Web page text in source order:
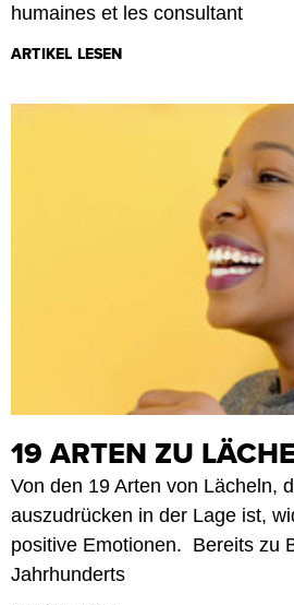
humaines et les consultant
ARTIKEL LESEN
19 ARTEN ZU
Von den 19 Arten von Lächeln,
auszudrücken in der Lage ist,
positive Emotionen. Bereits zu
Jahrhunderts